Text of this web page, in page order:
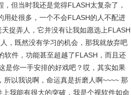
但当时我还是觉得FLASH太复杂了，
处很多，一个不会FLASH的人不配进
捉弄人，它并没有让我如愿选上FLASH
，既然没有学习的机会，那我就放弃吧
软件，功能甚至超越了FLASH，而且还
是你一手安排的好戏吧？哎，其实如果
以我说啊，命运真是折磨人啊~~~~ 那
我能有很大的突破，我是个视软件如命